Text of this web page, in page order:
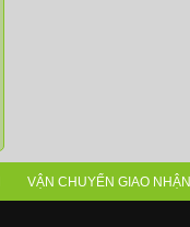
VẬN CHUYỂN GIAO NHẬN